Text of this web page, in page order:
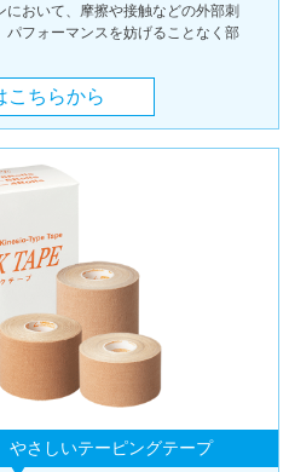
おいて、摩擦や接触などの外部刺
フォーマンスを妨げることなく部
こちらから
やさしいテーピングテープ